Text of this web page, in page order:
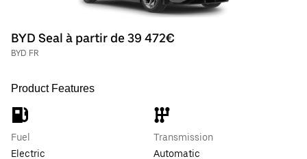
BYD Seal à partir de 39 472€
BYD FR
Product Features
Fuel
Electric
Transmission
Automatic